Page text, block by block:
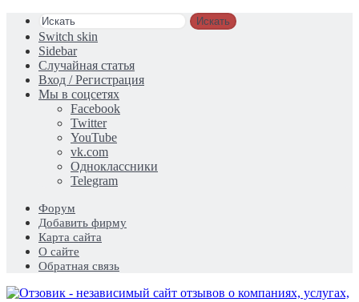
Искать
Switch skin
Sidebar
Случайная статья
Вход / Регистрация
Мы в соцсетях
Facebook
Twitter
YouTube
vk.com
Одноклассники
Telegram
Форум
Добавить фирму
Карта сайта
О сайте
Обратная связь